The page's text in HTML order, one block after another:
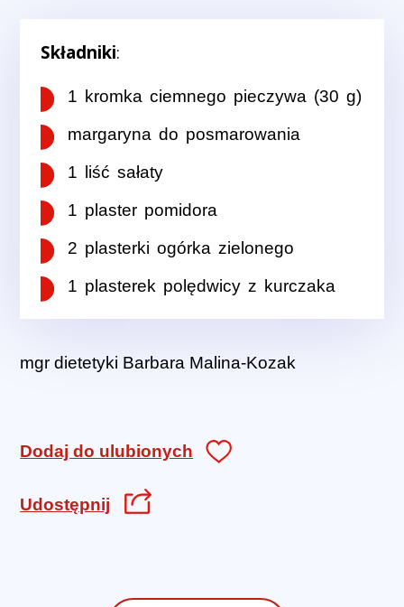
Składniki:
1 kromka ciemnego pieczywa (30 g)
margaryna do posmarowania
1 liść sałaty
1 plaster pomidora
2 plasterki ogórka zielonego
1 plasterek polędwicy z kurczaka
mgr dietetyki Barbara Malina-Kozak
Dodaj do ulubionych
Udostępnij